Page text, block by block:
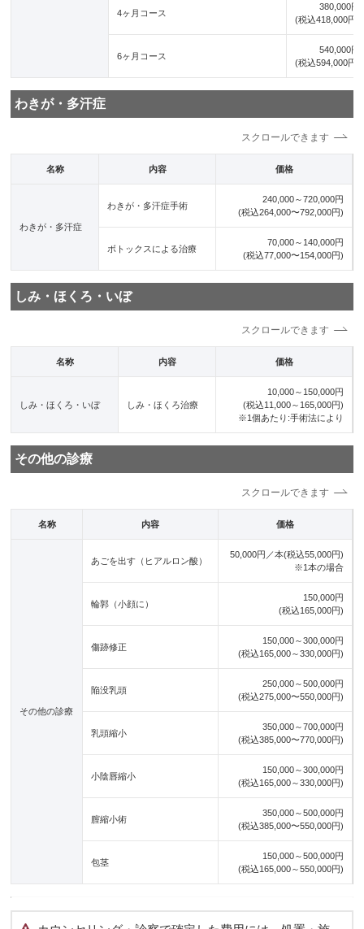
4ヶ月コース
380,000円
(税込418,000円)
6ヶ月コース
540,000円
(税込594,000円)
わきが・多汗症
名称 内容 価格
わきが・多汗症
わきが・多汗症手術
240,000～720,000円
(税込264,000〜792,000円)
ボトックスによる治療
70,000～140,000円
(税込77,000〜154,000円)
しみ・ほくろ・いぼ
名称 内容 価格
しみ・ほくろ・いぼ しみ・ほくろ治療
10,000～150,000円
(税込11,000～165,000円)
※1個あたり:手術法により
その他の診療
名称 内容 価格
その他の診療
あごを出す（ヒアルロン酸）
50,000円／本(税込55,000円)
※1本の場合
輪郭（小顔に）
150,000円
(税込165,000円)
傷跡修正
150,000～300,000円
(税込165,000～330,000円)
陥没乳頭
250,000～500,000円
(税込275,000〜550,000円)
乳頭縮小
350,000～700,000円
(税込385,000〜770,000円)
小陰唇縮小
150,000～300,000円
(税込165,000～330,000円)
膣縮小術
350,000～500,000円
(税込385,000〜550,000円)
包茎
150,000～500,000円
(税込165,000～550,000円)